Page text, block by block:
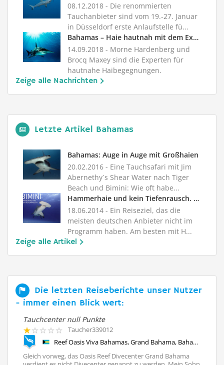
08.12.2018 - Die renommierten
Tauchanbieter sind vom 19.-27. Januar
in Düsseldorf erste Anlaufstelle fü...
Bahamas – Haie hautnah mit dem Expertenteam von Shark Explorers
14.09.2018 - Morne Hardenberg und
Brocq Maxey sind die Experten für
hautnahe Haibegegnungen.
Normalerw...
Zeige alle Nachrichten
Letzte Artikel Bahamas
Bahamas: Auge in Auge mit Großhaien
20.02.2016 - Eine Tauchsafari mit Jim
Abernethy`s Shear Water nach Tiger
Beach und Bimini: Wie oft habe...
Hammerhaie und kein Tiefenrausch. Bimini
18.06.2014 - Ein Reiseziel, das die
meisten deutschen Anbieter nicht im
Programm haben. Am besten mit H...
Zeige alle Artikel
Die letzten Reiseberichte unser Nutzer
- immer einen Blick wert:
Tauchcenter null Punkte
Taucher339012
Reef Oasis Viva Bahamas, Grand Bahama, Bahamas
Gleich vorweg, das Oasis Reef Divecenter Grand Bahama